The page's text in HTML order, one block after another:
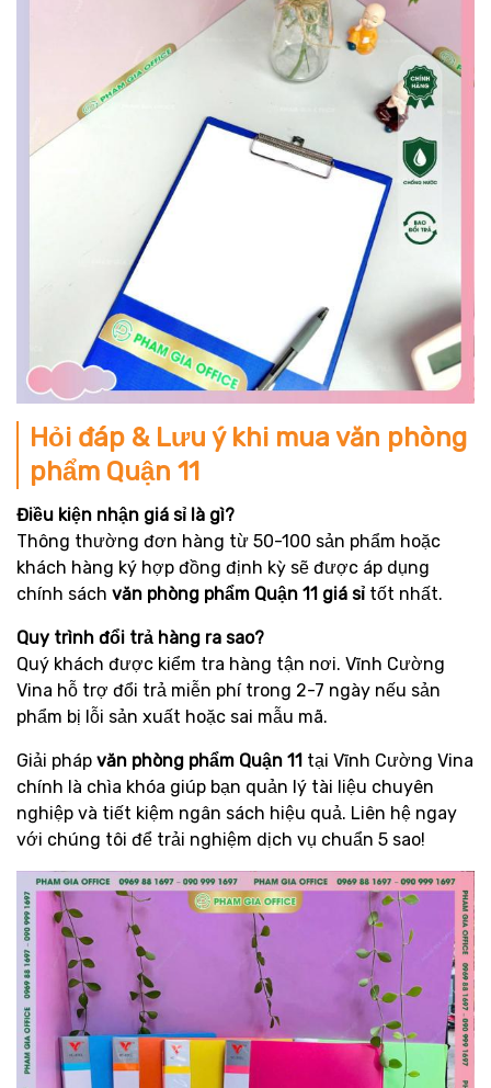
Hỏi đáp & Lưu ý khi mua văn phòng
phẩm Quận 11
Điều kiện nhận giá sỉ là gì?
Thông thường đơn hàng từ 50-100 sản phẩm hoặc
khách hàng ký hợp đồng định kỳ sẽ được áp dụng
chính sách văn phòng phẩm Quận 11 giá sỉ tốt nhất.
Quy trình đổi trả hàng ra sao?
Quý khách được kiểm tra hàng tận nơi. Vĩnh Cường
Vina hỗ trợ đổi trả miễn phí trong 2-7 ngày nếu sản
phẩm bị lỗi sản xuất hoặc sai mẫu mã.
Giải pháp văn phòng phẩm Quận 11 tại Vĩnh Cường Vina
chính là chìa khóa giúp bạn quản lý tài liệu chuyên
nghiệp và tiết kiệm ngân sách hiệu quả. Liên hệ ngay
với chúng tôi để trải nghiệm dịch vụ chuẩn 5 sao!